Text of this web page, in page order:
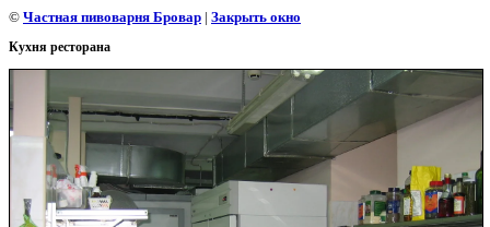
© Частная пивоварня Бровар | Закрыть окно
Кухня ресторана